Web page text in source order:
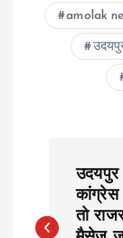
amolak
कांग्रेस
तो